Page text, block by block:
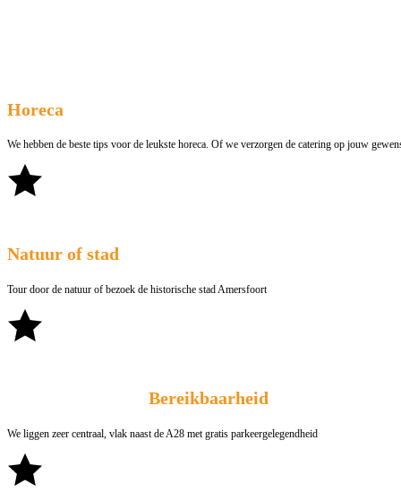
Horeca
We hebben de beste tips voor de leukste horeca. Of we verzorgen de catering op jouw
Natuur of stad
Tour door de natuur of bezoek de historische stad Amersfoort
Bereikbaarheid
We liggen zeer centraal, vlak naast de A28 met gratis parkeergelegendheid